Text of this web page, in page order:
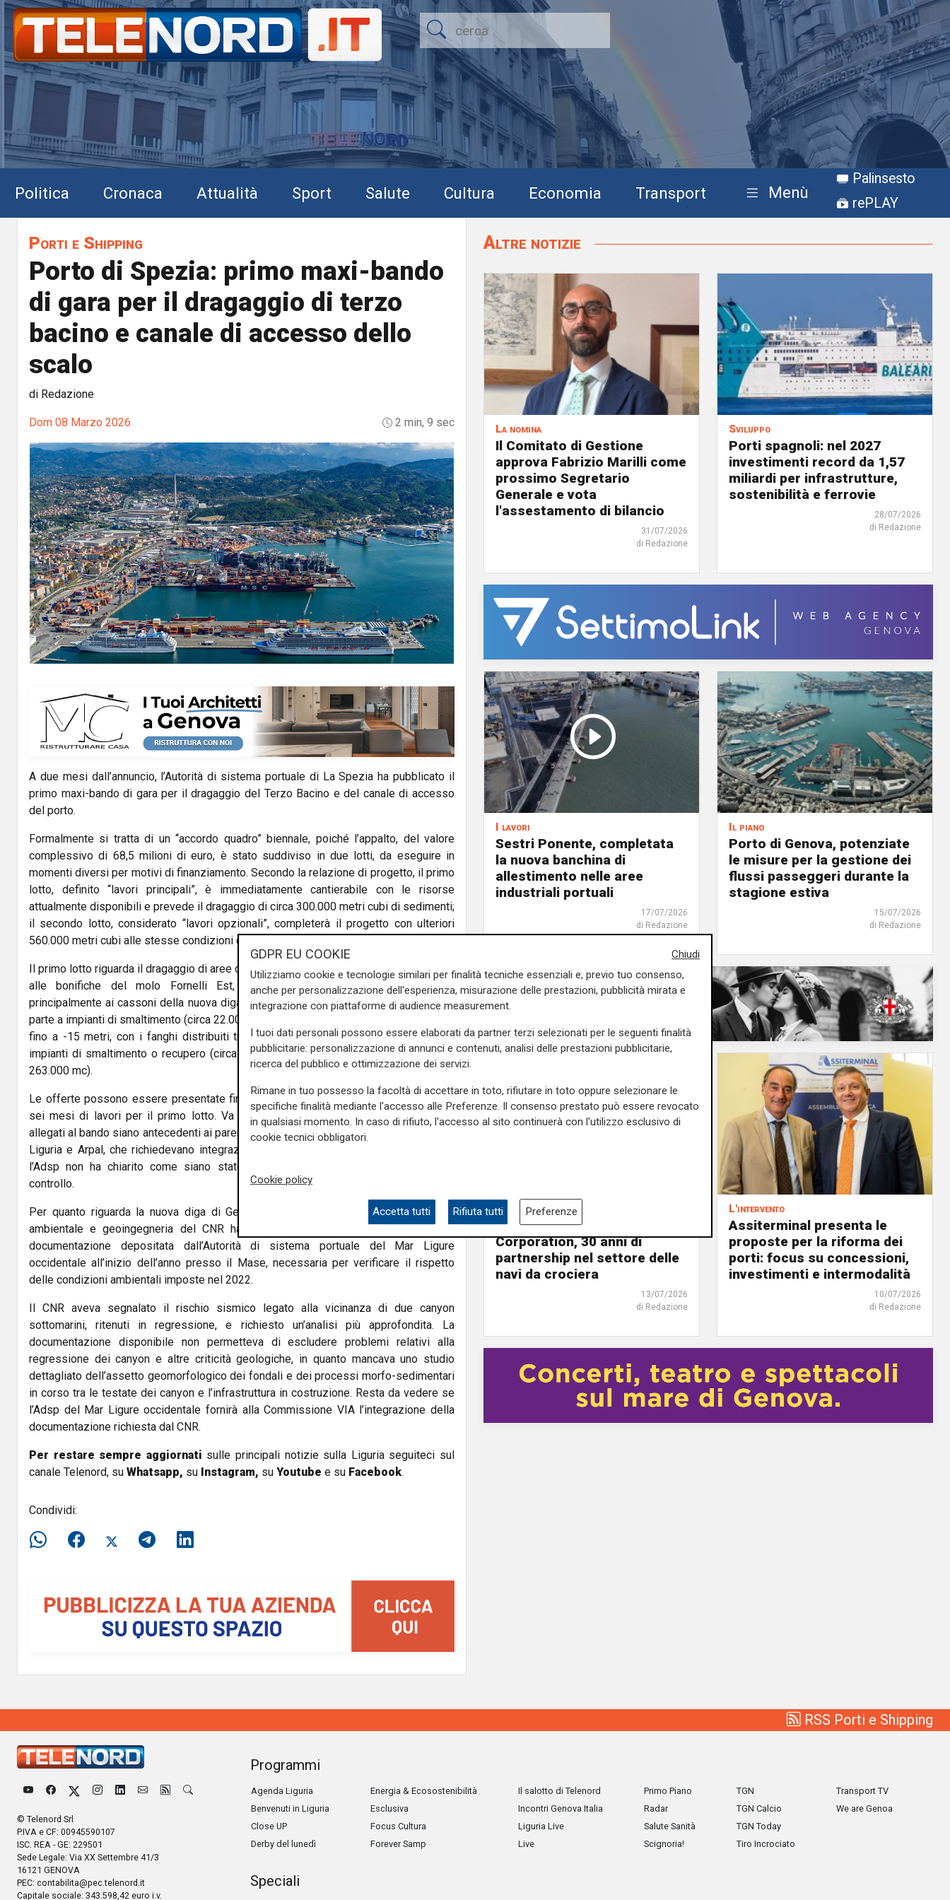
Politica Cronaca Attualità Sport Salute Cultura Economia Transport Menù
Palinsesto
rePLAY
Porti e Shipping
Porto di Spezia: primo maxi-bando
di gara per il dragaggio di terzo
bacino e canale di accesso dello
scalo
di Redazione
Dom 08 Marzo 2026 2 min, 9 sec
A due mesi dall’annuncio, l’Autorità di sistema portuale di La Spezia ha pubblicato il
primo maxi-bando di gara per il dragaggio del Terzo Bacino e del canale di accesso
del porto.
Formalmente si tratta di un “accordo quadro” biennale, poiché l’appalto, del valore
complessivo di 68,5 milioni di euro, è stato suddiviso in due lotti, da eseguire in
momenti diversi per motivi di finanziamento. Secondo la relazione di progetto, il primo
lotto, definito “lavori principali”, è immediatamente cantierabile con le risorse
attualmente disponibili e prevede il dragaggio di circa 300.000 metri cubi di sedimenti;
il secondo lotto, considerato “lavori opzionali”, completerà il progetto con ulteriori
560.000 metri cubi alle stesse condizioni contrattuali.
Il primo lotto riguarda il dragaggio di aree del Terzo Bacino esterne alle zone soggette
alle bonifiche del molo Fornelli Est, con gestione dei sedimenti destinata
principalmente ai cassoni della nuova diga foranea diGenova(circa 280.000 mc) e in
parte a impianti di smaltimento (circa 22.000 mc). Il secondo lotto porterà la profondità
fino a -15 metri, con i fanghi distribuiti tra i cassoni della diga (circa 192.000 mc),
impianti di smaltimento o recupero (circa 103.000 mc) e conferimento a mare (circa
263.000 mc).
Le offerte possono essere presentate fino al 2 aprile e il cronoprogramma prevede
sei mesi di lavori per il primo lotto. Va sottolineato come gli elaborati progettuali
allegati al bando siano antecedenti ai pareri vincolanti rilasciati a fine 2025 da Regione
Liguria e Arpal, che richiedevano integrazioni o modifiche obbligatorie. Al momento,
l’Adsp non ha chiarito come siano state recepite tali indicazioni degli organi di
controllo.
Per quanto riguarda la nuova diga di Genova, pochi giorni fa l’
Istituto di geologia
ambientale e geoingegneria del CNRha giudicato “carente e non sufficiente” la
documentazione depositata dall’Autorità di sistema portuale del Mar Ligure
occidentale all’inizio dell’anno presso il Mase, necessaria per verificare il rispetto
delle condizioni ambientali imposte nel 2022.
Il CNR aveva segnalato il rischio sismico legato alla vicinanza di due canyon
sottomarini, ritenuti in regressione, e richiesto un’analisi più approfondita. La
documentazione disponibile non permetteva di escludere problemi relativi alla
regressione dei canyon e altre criticità geologiche, in quanto mancava uno studio
dettagliato dell’assetto geomorfologico dei fondali e dei processi morfo-sedimentari
in corso tra le testate dei canyon e l’infrastruttura in costruzione. Resta da vedere se
l’Adsp del Mar Ligure occidentale fornirà alla Commissione VIA l’integrazione della
documentazione richiesta dal CNR.
Per restare sempre aggiornati sulle principali notizie sulla Liguria seguiteci sul
canale Telenord, su Whatsapp, su Instagram, su Youtube e su Facebook.
Condividi:
Altre notizie
La nomina
Il Comitato di Gestione
approva Fabrizio Marilli come
prossimo Segretario
Generale e vota
l'assestamento di bilancio
31/07/2026
di Redazione
Sviluppo
Porti spagnoli: nel 2027
investimenti record da 1,57
miliardi per infrastrutture,
sostenibilità e ferrovie
28/07/2026
di Redazione
I lavori
Sestri Ponente, completata
la nuova banchina di
allestimento nelle aree
industriali portuali
17/07/2026
di Redazione
Il piano
Porto di Genova, potenziate
le misure per la gestione dei
flussi passeggeri durante la
stagione estiva
15/07/2026
di Redazione
La cerimonia
Fincantieri e Carnival
Corporation, 30 anni di
partnership nel settore delle
navi da crociera
13/07/2026
di Redazione
L'intervento
Assiterminal presenta le
proposte per la riforma dei
porti: focus su concessioni,
investimenti e intermodalità
10/07/2026
di Redazione
RSS Porti e Shipping
© Telenord Srl
P.IVA e CF: 00945590107
ISC. REA - GE: 229501
Sede Legale: Via XX Settembre 41/3
16121 GENOVA
PEC: contabilita@pec.telenord.it
Capitale sociale: 343.598,42 euro i.v.
Programmi
Agenda Liguria
Benvenuti in Liguria
Close UP
Derby del lunedì
Energia & Ecosostenibilità
Esclusiva
Focus Cultura
Forever Samp
Il salotto di Telenord
Incontri Genova Italia
Liguria Live
Live
Primo Piano
Radar
Salute Sanità
Scignoria!
TGN
TGN Calcio
TGN Today
Tiro Incrociato
Transport TV
We are Genoa
Speciali
Chiudi
GDPR EU COOKIE
Utilizziamo cookie e tecnologie similari per finalità tecniche essenziali e, previo tuo consenso,
anche per personalizzazione dell'esperienza, misurazione delle prestazioni, pubblicità mirata e
integrazione con piattaforme di audience measurement.
I tuoi dati personali possono essere elaborati da partner terzi selezionati per le seguenti finalità
pubblicitarie: personalizzazione di annunci e contenuti, analisi delle prestazioni pubblicitarie,
ricerca del pubblico e ottimizzazione dei servizi.
Rimane in tuo possesso la facoltà di accettare in toto, rifiutare in toto oppure selezionare le
specifiche finalità mediante l'accesso alle Preferenze. Il consenso prestato può essere revocato
in qualsiasi momento. In caso di rifiuto, l'accesso al sito continuerà con l'utilizzo esclusivo di
cookie tecnici obbligatori.
Cookie policy
Accetta tutti Rifiuta tutti Preferenze